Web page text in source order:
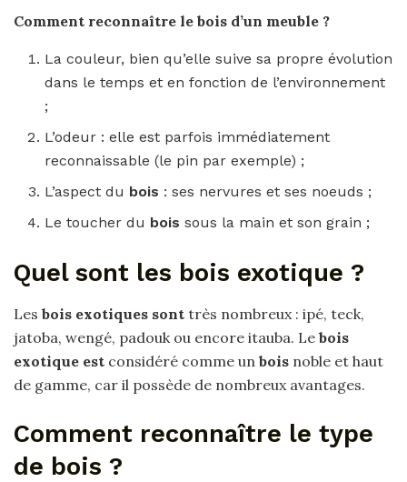
Comment reconnaître le bois d’un meuble ?
La couleur, bien qu’elle suive sa propre évolution
dans le temps et en fonction de l’environnement
;
L’odeur : elle est parfois immédiatement
reconnaissable (le pin par exemple) ;
L’aspect du bois : ses nervures et ses noeuds ;
Le toucher du boissous la main et son grain ;
Quel sont les bois exotique ?
Les bois exotiques sont très nombreux : ipé, teck,
jatoba, wengé, padouk ou encore itauba. Le bois
exotique est considéré comme un bois noble et haut
de gamme, car il possède de nombreux avantages.
Comment reconnaître le type
de bois ?